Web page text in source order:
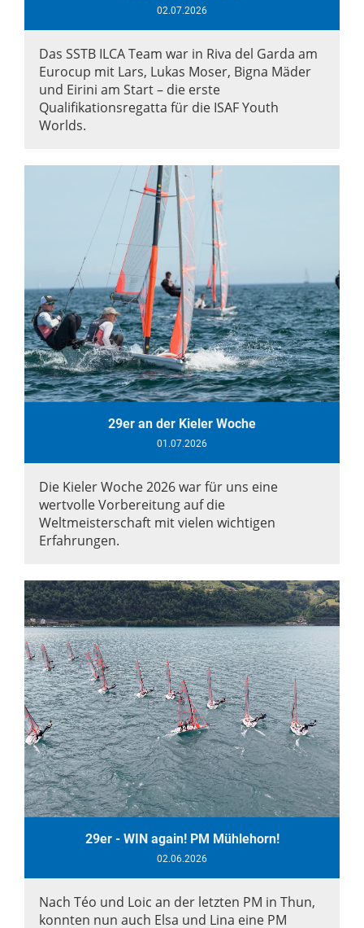
02.07.2026
Das SSTB ILCA Team war in Riva del Garda am
Eurocup mit Lars, Lukas Moser, Bigna Mäder
und Eirini am Start – die erste
Qualifikationsregatta für die ISAF Youth
Worlds.
29er an der Kieler Woche
01.07.2026
Die Kieler Woche 2026 war für uns eine
wertvolle Vorbereitung auf die
Weltmeisterschaft mit vielen wichtigen
Erfahrungen.
29er - WIN again! PM Mühlehorn!
02.06.2026
Nach Téo und Loic an der letzten PM in Thun,
konnten nun auch Elsa und Lina eine PM